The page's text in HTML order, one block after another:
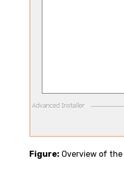
Figure: Overview of